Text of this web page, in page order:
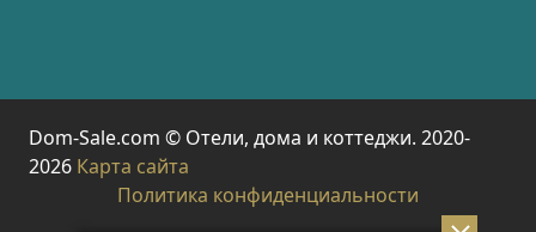
Dom-Sale.com © Отели, дома и коттеджи. 2020-
2026 Карта сайта
Политика конфиденциальности